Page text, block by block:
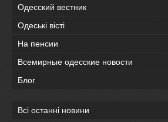
Одесский вестник
Одеськi вiстi
На пенсии
Всемирные одесские новости
Блог
Всі останні новини